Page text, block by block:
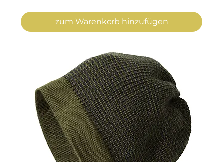
zum Warenkorb hinzufügen